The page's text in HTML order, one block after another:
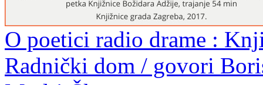
O poetici radio drame :
Radnički dom / govori